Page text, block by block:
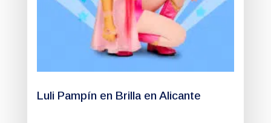
Luli Pampín en Brilla en Alicante